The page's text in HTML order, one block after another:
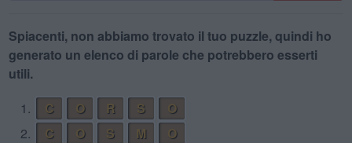
Inserisci
tutte
le
del
puzzle:
Spiacenti, non abbiamo trovato il tuo puzzle, quindi ho
generato un elenco di parole che potrebbero esserti
utili.
1.
C O R S
O
2.
C O S M
O